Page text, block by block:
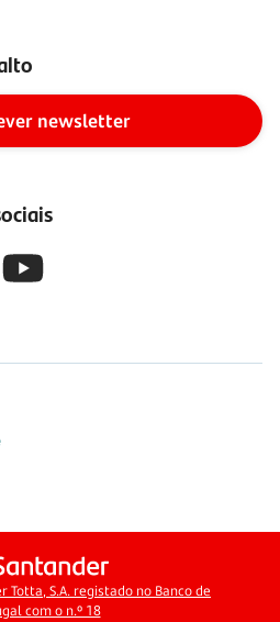
newsletter
Totta, S.A. registado no Banco de
com o n.º 18